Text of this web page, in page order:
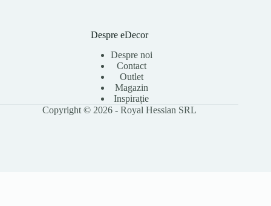
Despre eDecor
Despre noi
Contact
Outlet
Magazin
Inspirație
Copyright © 2026 - Royal Hessian SRL